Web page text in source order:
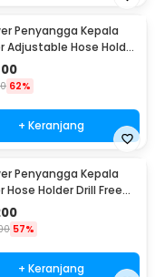
Penyangga Kepala
Adjustable Hose Holder
- BR-201
62%
+ Keranjang
Penyangga Kepala
Hose Holder Drill Free
2 Inch - A-0081
57%
+ Keranjang